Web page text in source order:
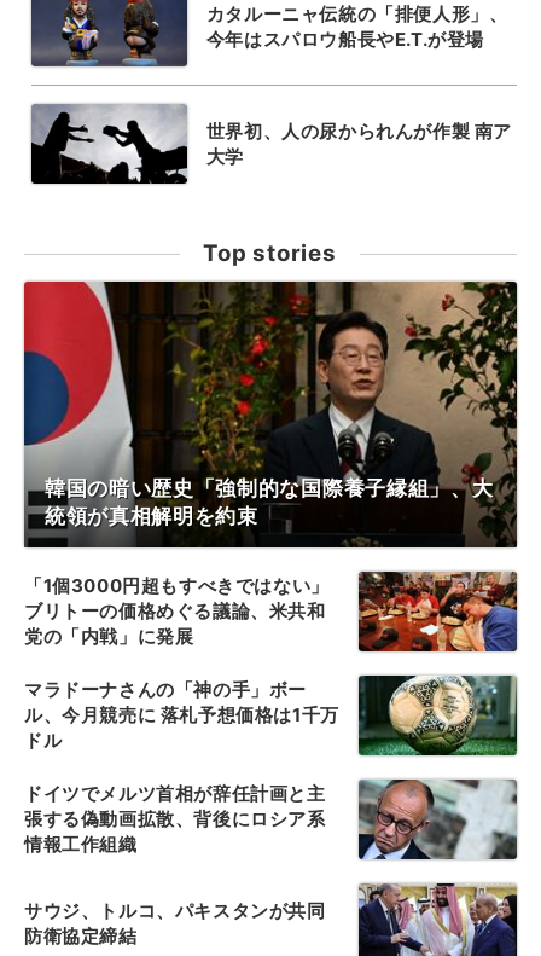
カタルーニャ伝統の「排便人形」、
今年はスパロウ船長やE.T.が登場
世界初、人の尿かられんが作製 南ア
大学
Top stories
韓国の暗い歴史「強制的な国際養子縁組」、大
統領が真相解明を約束
「1個3000円超もすべきではない」
ブリトーの価格めぐる議論、米共和
党の「内戦」に発展
マラドーナさんの「神の手」ボー
ル、今月競売に 落札予想価格は1千万
ドル
ドイツでメルツ首相が辞任計画と主
張する偽動画拡散、背後にロシア系
情報工作組織
サウジ、トルコ、パキスタンが共同
防衛協定締結